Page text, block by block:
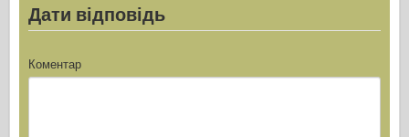
Дати відповідь
Коментар